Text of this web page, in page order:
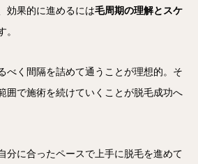
効果的に進めるには毛周期の理解とスケ
。
べく間隔を詰めて通うことが理想的。そ
囲で施術を続けていくことが脱毛成功へ
分に合ったペースで上手に脱毛を進めて